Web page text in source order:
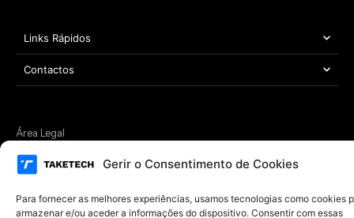
Gerir o Consentimento de Cookies
Para fornecer as melhores experiências, usamos tecnologias como cookies
armazenar e/ou aceder a informações do dispositivo. Consentir com essas
Links Rápidos
Contactos
Desenvolvido por
MYWEBSITE
Área Legal